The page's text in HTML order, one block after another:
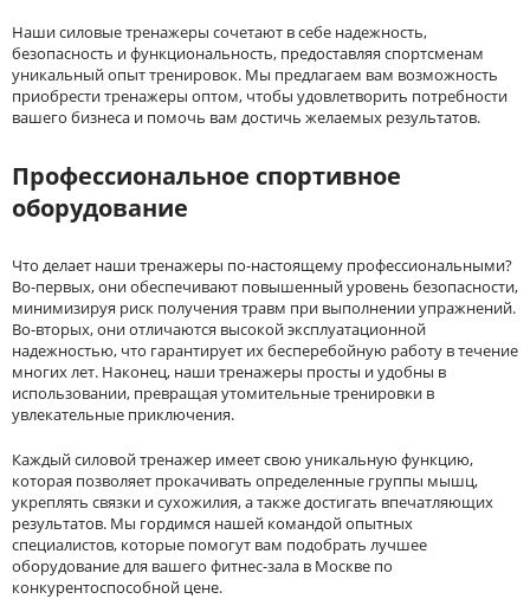
Наши силовые тренажеры сочетают в себе надежность,
безопасность и функциональность, предоставляя спортсменам
уникальный опыт тренировок. Мы предлагаем вам возможность
приобрести тренажеры оптом, чтобы удовлетворить потребности
вашего бизнеса и помочь вам достичь желаемых результатов.
Профессиональное спортивное
оборудование
Что делает наши тренажеры по-настоящему профессиональными?
Во-первых, они обеспечивают повышенный уровень безопасности,
минимизируя риск получения травм при выполнении упражнений.
Во-вторых, они отличаются высокой эксплуатационной
надежностью, что гарантирует их бесперебойную работу в течение
многих лет. Наконец, наши тренажеры просты и удобны в
использовании, превращая утомительные тренировки в
увлекательные приключения.
Каждый силовой тренажер имеет свою уникальную функцию,
которая позволяет прокачивать определенные группы мышц,
укреплять связки и сухожилия, а также достигать впечатляющих
результатов. Мы гордимся нашей командой опытных
специалистов, которые помогут вам подобрать лучшее
оборудование для вашего фитнес-зала в Москве по
конкурентоспособной цене.